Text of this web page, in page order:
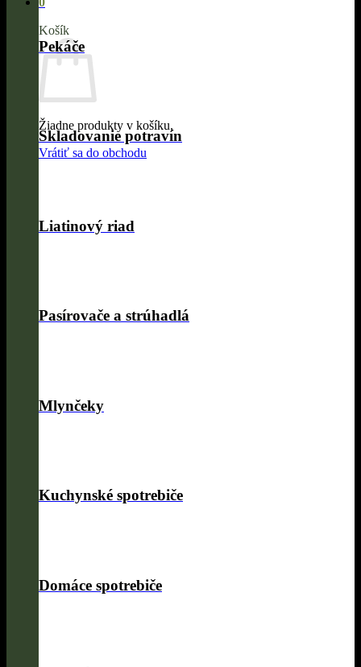
Košík
Žiadne produkty v košíku.
Vrátiť sa do obchodu
Pekáče
Skladovanie potravín
Liatinový riad
Pasírovače a strúhadlá
Mlynčeky
Kuchynské spotrebiče
Domáce spotrebiče